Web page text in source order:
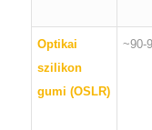
Optikai
szilikon
gumi (OSLR)
~90-